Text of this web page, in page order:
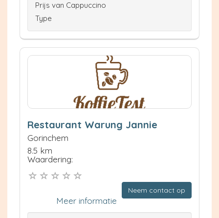
Prijs van Cappuccino
Type
Restaurant Warung Jannie
Gorinchem
8.5 km
Waardering:
Neem contact op
Meer informatie